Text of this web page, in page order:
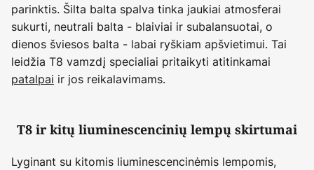
parinktis. Šilta balta spalva tinka jaukiai atmosferai
sukurti, neutrali balta - blaiviai ir subalansuotai, o
dienos šviesos balta - labai ryškiam apšvietimui. Tai
leidžia T8 vamzdį specialiai pritaikyti atitinkamai
patalpai ir jos reikalavimams.
T8 ir kitų liuminescencinių lempų skirtumai
Lyginant su kitomis liuminescencinėmis lempomis,